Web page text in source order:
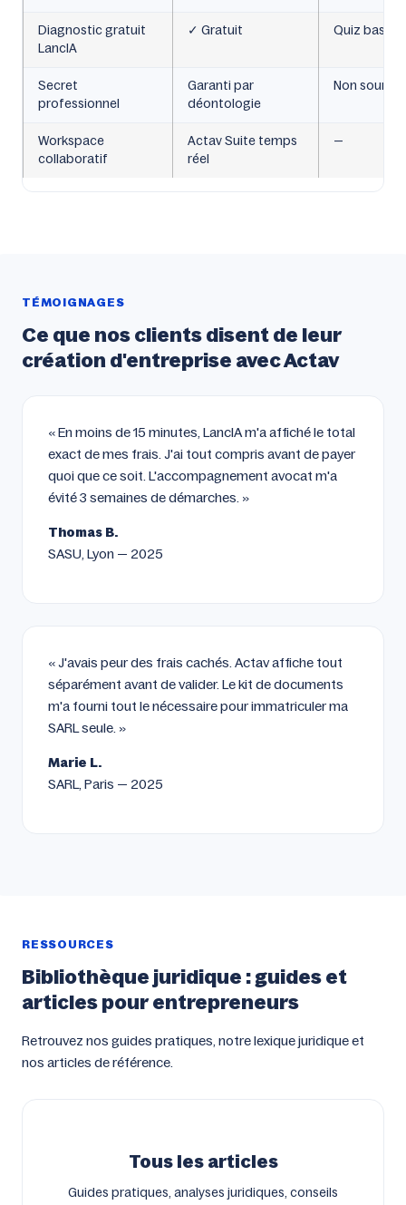
Diagnostic gratuit
LancIA
✓ Gratuit Quiz
Secret
professionnel
Garanti par
déontologie
Non soumis
Workspace
collaboratif
Actav Suite temps
réel
—
TÉMOIGNAGES
Ce que nos clients disent de leur
création d'entreprise avec Actav
« En moins de 15 minutes, LancIA m'a affiché le total
exact de mes frais. J'ai tout compris avant de payer
quoi que ce soit. L'accompagnement avocat m'a
évité 3 semaines de démarches. »
Thomas B.
SASU, Lyon — 2025
« J'avais peur des frais cachés. Actav affiche tout
séparément avant de valider. Le kit de documents
m'a fourni tout le nécessaire pour immatriculer ma
SARL seule. »
Marie L.
SARL, Paris — 2025
RESSOURCES
Bibliothèque juridique : guides et
articles pour entrepreneurs
Retrouvez nos guides pratiques, notre lexique juridique et
nos articles de référence.
Tous les articles
Guides pratiques, analyses juridiques, conseils